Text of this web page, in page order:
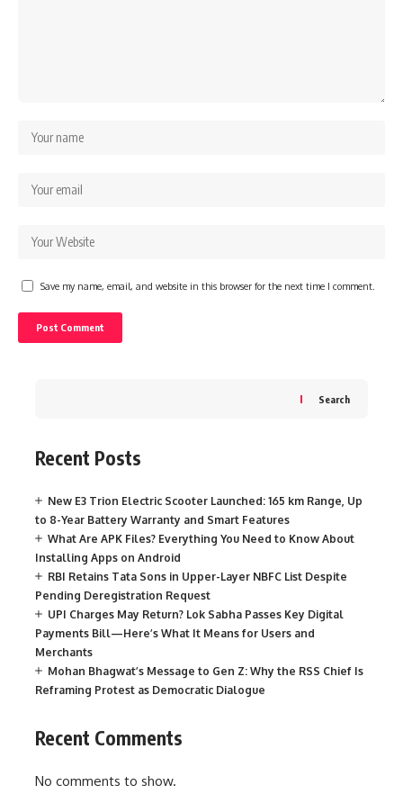
Save my name, email, and website in this browser for the next time I comment.
Search
Recent Posts
New E3 Trion Electric Scooter Launched: 165 km Range, Up
to 8-Year Battery Warranty and Smart Features
What Are APK Files? Everything You Need to Know About
Installing Apps on Android
RBI Retains Tata Sons in Upper-Layer NBFC List Despite
Pending Deregistration Request
UPI Charges May Return? Lok Sabha Passes Key Digital
Payments Bill—Here’s What It Means for Users and
Merchants
Mohan Bhagwat’s Message to Gen Z: Why the RSS Chief Is
Reframing Protest as Democratic Dialogue
Recent Comments
No comments to show.